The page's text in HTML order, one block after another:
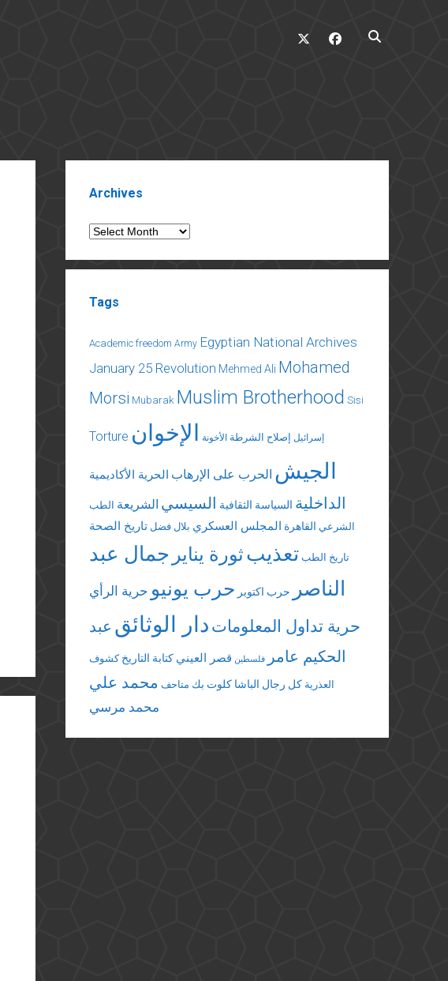
twitter facebook
Archives
Archives
Tags
Academic freedom Army Egyptian National Archives
January 25 Revolution Mehmed Ali Mohamed
Morsi Mubarak Muslim Brotherhood Sisi
Torture إسرائيل إصلاح الشرطة الأخونة الإخوان
الجيش الحرب على الإرهاب الحرية الأكاديمية
الداخلية السياسة الثقافية السيسي الشريعة الطب
الشرعي القاهرة المجلس العسكري بلال فضل تاريخ الصحة
تاريخ الطب تعذيبثورة يناير جمال عبد
الناصر
حرب اكتوبر حرب يونيو حرية الرأي
حرية تداول المعلومات دار الوثائق عبد
الحكيم عامر
فلسطين قصر العيني كتابة التاريخ كشوف
العذرية كل رجال الباشا كلوت بك متاحف محمد علي
محمد مرسي